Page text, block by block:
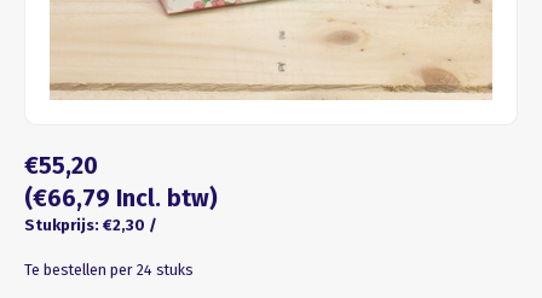
ZWART
€55,20
(€66,79 Incl. btw)
Stukprijs: €2,30 /
Te bestellen per 24 stuks